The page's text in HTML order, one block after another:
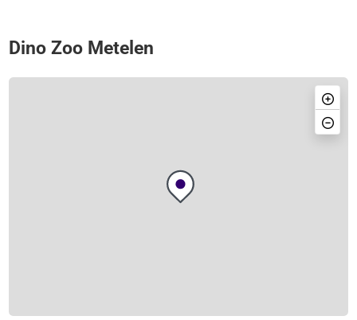
Dino Zoo Metelen